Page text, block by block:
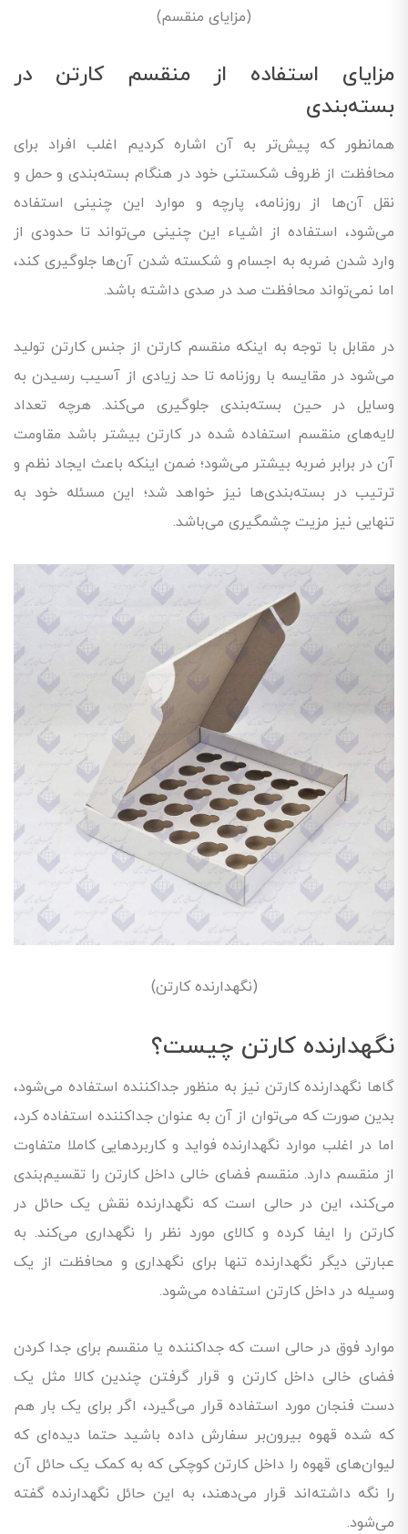
(مزایای منقسم)
مزایای استفاده از منقسم کارتن در
بسته‌بندی
همانطور که پیش‌تر به آن اشاره کردیم اغلب افراد برای
محافظت از ظروف شکستنی خود در هنگام بسته‌بندی و حمل و
نقل آن‌ها از روزنامه، پارچه و موارد این چنینی استفاده
می‌شود، استفاده از اشیاء این چنینی می‌تواند تا حدودی از
وارد شدن ضربه به اجسام و شکسته شدن آن‌ها جلوگیری کند،
اما نمی‌تواند محافظت صد در صدی داشته باشد.
در مقابل با توجه به اینکه منقسم کارتن از جنس کارتن تولید
می‌شود در مقایسه با روزنامه تا حد زیادی از آسیب رسیدن به
وسایل در حین بسته‌بندی جلوگیری می‌کند. هرچه تعداد
لایه‌های منقسم استفاده شده در کارتن بیشتر باشد مقاومت
آن در برابر ضربه بیشتر می‌شود؛ ضمن اینکه باعث ایجاد نظم و
ترتیب در بسته‌بندی‌ها نیز خواهد شد؛ این مسئله خود به
تنهایی نیز مزیت چشمگیری می‌باشد.
(نگهدارنده کارتن)
نگهدارنده کارتن چیست؟
گاها نگهدارنده کارتن نیز به منظور جداکننده استفاده می‌شود،
بدین صورت که می‌توان از آن به عنوان جداکننده استفاده کرد،
اما در اغلب موارد نگهدارنده فواید و کاربردهایی کاملا متفاوت
از منقسم دارد. منقسم فضای خالی داخل کارتن را تقسیم‌بندی
می‌کند، این در حالی‌ است که نگهدارنده نقش یک حائل در
کارتن را ایفا کرده و کالای مورد نظر را نگهداری می‌کند. به
عبارتی دیگر نگهدارنده تنها برای نگهداری و محافظت از یک
وسیله در داخل کارتن استفاده می‌شود.
موارد فوق در حالی است که جداکننده یا منقسم برای جدا کردن
فضای خالی داخل کارتن و قرار گرفتن چندین کالا مثل یک
دست فنجان مورد استفاده قرار می‌گیرد، اگر برای یک بار هم
که شده قهوه بیرون‌بر سفارش داده باشید حتما دیده‌ای که
لیوان‌های قهوه را داخل کارتن کوچکی که به کمک یک حائل آن
را نگه داشته‌اند قرار می‌دهند، به این حائل نگهدارنده گفته
می‌شود.